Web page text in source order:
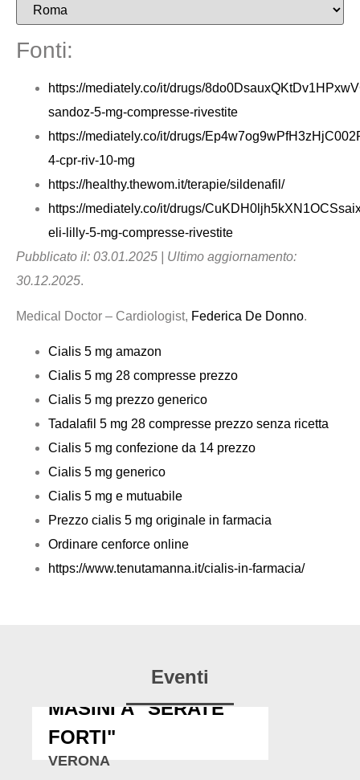
Fonti:
https://mediately.co/it/drugs/
sandoz-5-mg-compresse-rivestite
https://mediately.co/it/drugs/
4-cpr-riv-10-mg
https://healthy.thewom.it/terapie/sildenafil/
https://mediately.co/it/drugs/
eli-lilly-5-mg-compresse-rivestite
Pubblicato il: 03.01.2025 | Ultimo aggiornamento:
30.12.2025.
Medical Doctor – Cardiologist, Federica De Donno.
Cialis 5 mg amazon
Cialis 5 mg 28 compresse prezzo
Cialis 5 mg prezzo generico
Tadalafil 5 mg 28 compresse prezzo senza ricetta
Cialis 5 mg confezione da 14 prezzo
Cialis 5 mg generico
Cialis 5 mg e mutuabile
Prezzo cialis 5 mg originale in farmacia
Ordinare cenforce online
https://www.tenutamanna.it/cialis-in-farmacia/
Eventi
MASINI A "SERATE
FORTI"
VERONA